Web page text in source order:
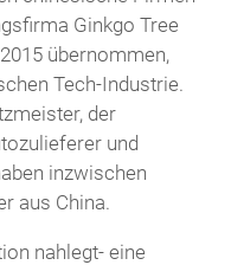
Ginkgo Tree
übernommen,
Tech-Industrie.
der
und
inzwischen
aus China.
nahlegt- eine